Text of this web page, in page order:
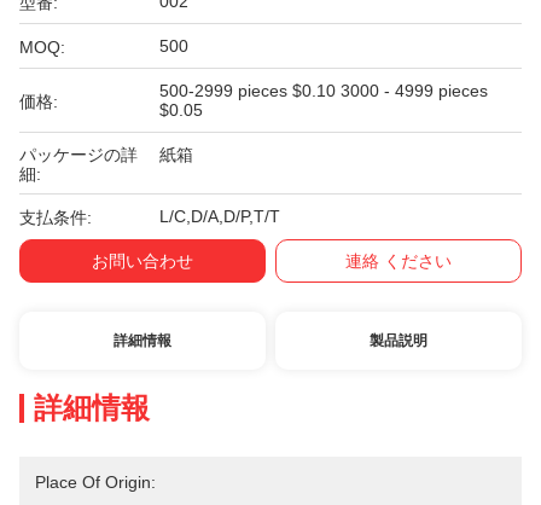
MOQ: 500
価格:
500-2999 pieces $0.10 3000 - 4999 pieces
$0.05
パッケージの詳
細:
紙箱
支払条件: L/C,D/A,D/P,T/T
お問い合わせ 連絡 ください
詳細情報 製品説明
詳細情報
Place Of Origin: